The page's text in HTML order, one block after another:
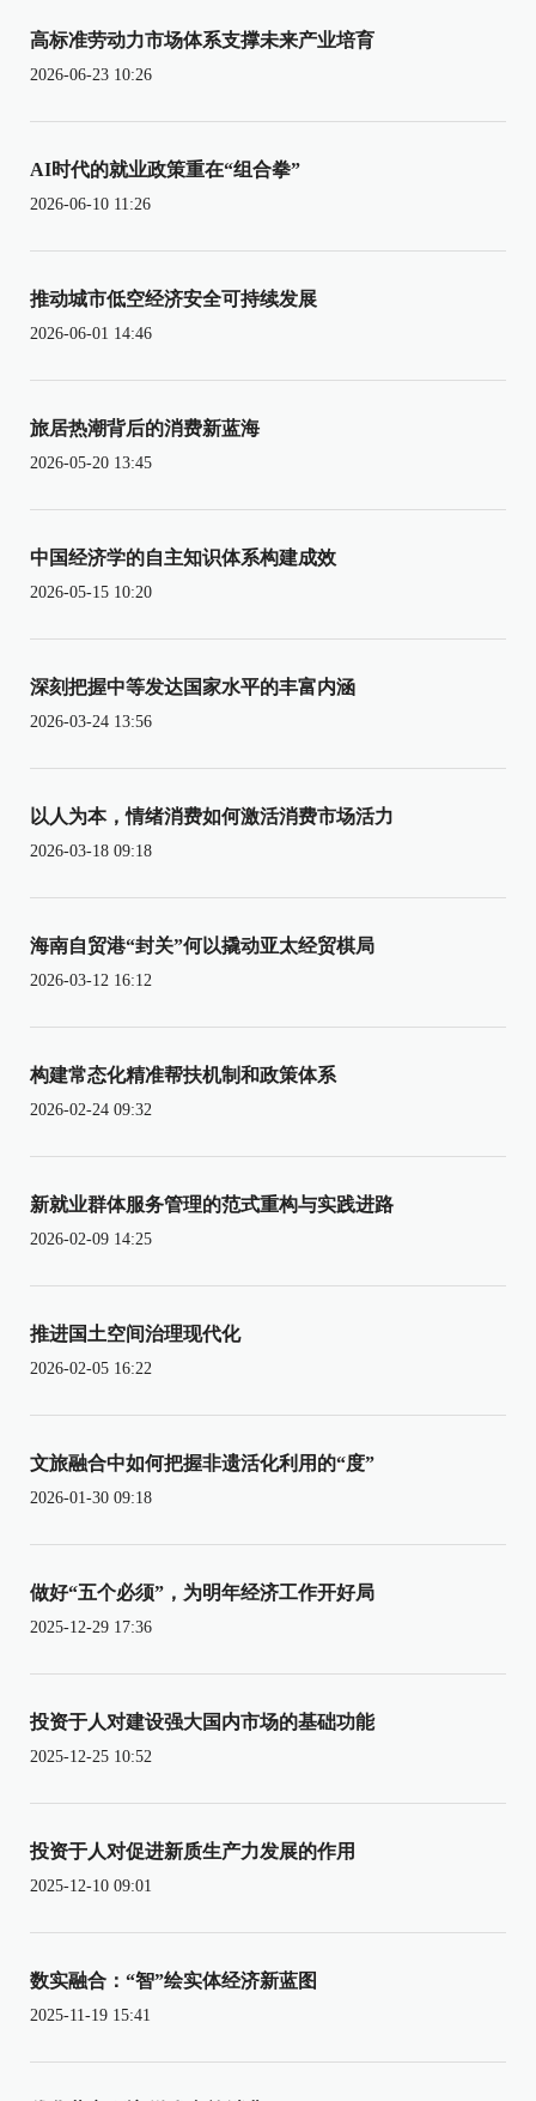
高标准劳动力市场体系支撑未来产业培育
2026-06-23 10:26
AI时代的就业政策重在“组合拳”
2026-06-10 11:26
推动城市低空经济安全可持续发展
2026-06-01 14:46
旅居热潮背后的消费新蓝海
2026-05-20 13:45
中国经济学的自主知识体系构建成效
2026-05-15 10:20
深刻把握中等发达国家水平的丰富内涵
2026-03-24 13:56
以人为本，情绪消费如何激活消费市场活力
2026-03-18 09:18
海南自贸港“封关”何以撬动亚太经贸棋局
2026-03-12 16:12
构建常态化精准帮扶机制和政策体系
2026-02-24 09:32
新就业群体服务管理的范式重构与实践进路
2026-02-09 14:25
推进国土空间治理现代化
2026-02-05 16:22
文旅融合中如何把握非遗活化利用的“度”
2026-01-30 09:18
做好“五个必须”，为明年经济工作开好局
2025-12-29 17:36
投资于人对建设强大国内市场的基础功能
2025-12-25 10:52
投资于人对促进新质生产力发展的作用
2025-12-10 09:01
数实融合：“智”绘实体经济新蓝图
2025-11-19 15:41